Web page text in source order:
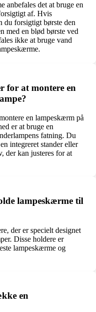
anbefales det at bruge en
af. Hvis
du forsigtigt børste den
med en blød børste ved
ikke at bruge vand
for at montere en
en lampeskærm på
er at bruge en
fatning. Du
integreret stander eller
der kan justeres for at
lampeskærme til
der er specielt designet
Disse holdere er
lampeskærme og
en